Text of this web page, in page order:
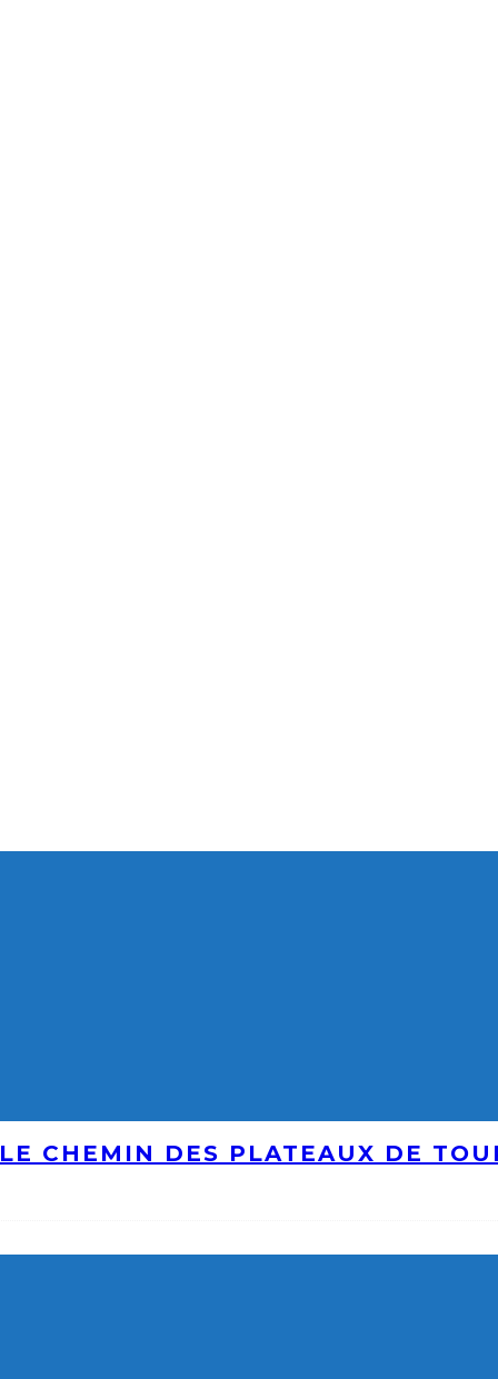
CHEMIN DES PLATEAUX DE